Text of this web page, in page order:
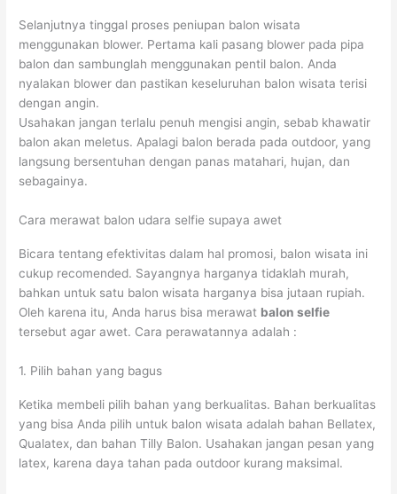
Selanjutnya tinggal proses peniupan balon wisata
menggunakan blower. Pertama kali pasang blower pada pipa
balon dan sambunglah menggunakan pentil balon. Anda
nyalakan blower dan pastikan keseluruhan balon wisata terisi
dengan angin.
Usahakan jangan terlalu penuh mengisi angin, sebab khawatir
balon akan meletus. Apalagi balon berada pada outdoor, yang
langsung bersentuhan dengan panas matahari, hujan, dan
sebagainya.
Cara merawat balon udara selfie supaya awet
Bicara tentang efektivitas dalam hal promosi, balon wisata ini
cukup recomended. Sayangnya harganya tidaklah murah,
bahkan untuk satu balon wisata harganya bisa jutaan rupiah.
Oleh karena itu, Anda harus bisa merawat balon selfie
tersebut agar awet. Cara perawatannya adalah :
1. Pilih bahan yang bagus
Ketika membeli pilih bahan yang berkualitas. Bahan berkualitas
yang bisa Anda pilih untuk balon wisata adalah bahan Bellatex,
Qualatex, dan bahan Tilly Balon. Usahakan jangan pesan yang
latex, karena daya tahan pada outdoor kurang maksimal.